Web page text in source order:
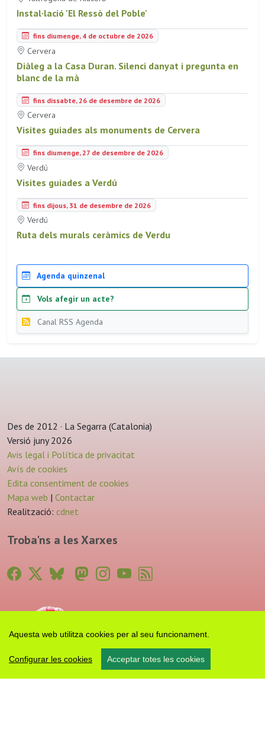
Aquesta web utilitza cookies per al seu funcionament.
Configurar les cookies Acceptar totes les cookies
Instal·lació 'El Ressò del Poble'
fins diumenge, 4 de octubre de 2026
Cervera
Diàleg a la Casa Duran. Silenci danyat i pregunta en
blanc de la mà
fins dissabte, 26 de desembre de 2026
Cervera
Visites guiades als monuments de Cervera
fins diumenge, 27 de desembre de 2026
Verdú
Visites guiades a Verdú
fins dijous, 31 de desembre de 2026
Verdú
Ruta dels murals ceràmics de Verdu
Agenda quinzenal
Vols afegir un acte?
Canal RSS Agenda
Des de 2012 · La Segarra (Catalonia)
Versió juny 2026
Avis legal i Política de privacitat
Avís de cookies
Edita consentiment de cookies
Mapa web | Contactar
Realització: cdnet
Troba'ns a les Xarxes